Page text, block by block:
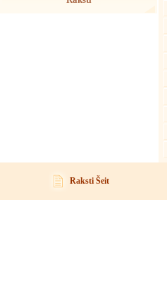
Raksti Šeit